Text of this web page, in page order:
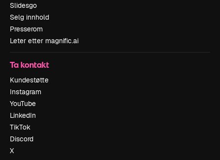
Slidesgo
Selg innhold
Presserom
Leter etter magnific.ai
Ta kontakt
Kundestøtte
Instagram
YouTube
LinkedIn
TikTok
Discord
X